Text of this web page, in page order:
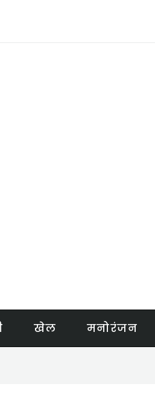
खेल मनोरंजन